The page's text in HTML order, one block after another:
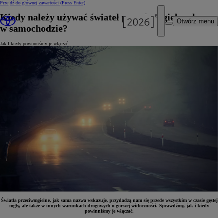
Przejdź do głównej zawartości (Press Enter)
Otwórz menu
Kiedy należy używać świateł przeciwmgielnych
w samochodzie?
Jak I kiedy powinniśmy je włączać
Światła przeciwmgielne, jak sama nazwa wskazuje, przydadzą nam się przede wszystkim w czasie gęstej
mgły, ale także w innych warunkach drogowych o gorszej widoczności. Sprawdźmy, jak i kiedy
powinniśmy je włączać.